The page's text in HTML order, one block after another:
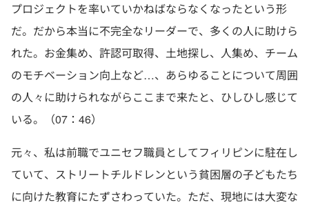
プロジェクトを率いていかねばならなくなったという形
だ。だから本当に不完全なリーダーで、多くの人に助けら
れた。お金集め、許認可取得、土地探し、人集め、チーム
のモチベーション向上など…、あらゆることについて周囲
の人々に助けられながらここまで来たと、ひしひし感じて
いる。（07：46）
元々、私は前職でユニセフ職員としてフィリピンに駐在し
ていて、ストリートチルドレンという貧困層の子どもたち
に向けた教育にたずさわっていた。ただ、現地には大変な